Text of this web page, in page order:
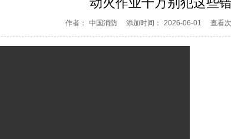
作者： 中国消防 添加时间： 2026-06-01 查看